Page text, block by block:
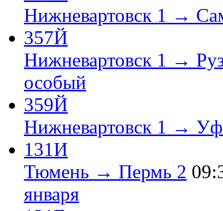
Нижневартовск 1 →
357Й
Нижневартовск 1 →
особый
359Й
Нижневартовск 1 →
131И
Тюмень → Пермь 2
января